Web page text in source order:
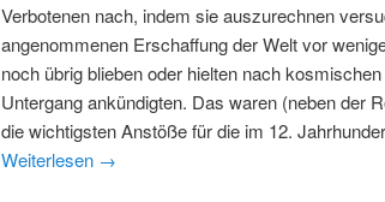
Verbotenen nach, indem sie auszurechnen
angenommenen Erschaffung der Welt vor
noch übrig blieben oder hielten nach
Untergang ankündigten. Das waren (neben der
die wichtigsten Anstöße für die im 12.
Weiterlesen →